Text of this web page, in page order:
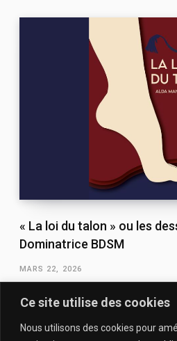
Ce site utilise des cookies
Nous utilisons des cookies pour
« La loi du talon » ou les
Dominatrice BDSM
MARS 22, 2026